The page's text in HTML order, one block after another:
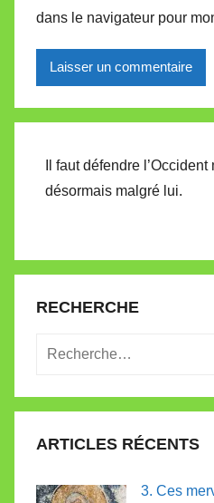
dans le navigateur pour
Il faut défendre
désormais malgré lui.
RECHERCHE
Recherche
:
ARTICLES RÉCENTS
3. Ces